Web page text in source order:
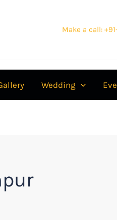
Make a call:
Wedding